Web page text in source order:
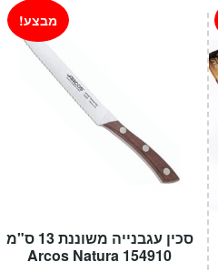
סכין עגבנייה משוננת 13 ס"מ
154910 Arcos Natura
מבצע!